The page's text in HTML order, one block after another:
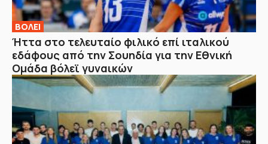
ΒOΛΕΙ
Ήττα στο τελευταίο φιλικό επί ιταλικού
εδάφους από την Σουηδία για την Εθνική
Ομάδα βόλεϊ γυναικών